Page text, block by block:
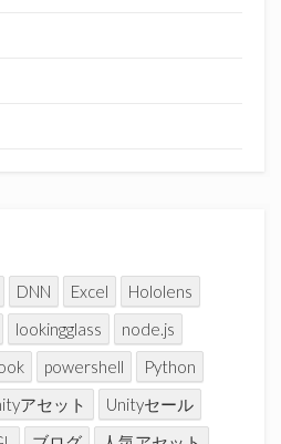
DNN Excel
Hololens
lookingglass
node.js
powershell
Python
アセット
Unityセール